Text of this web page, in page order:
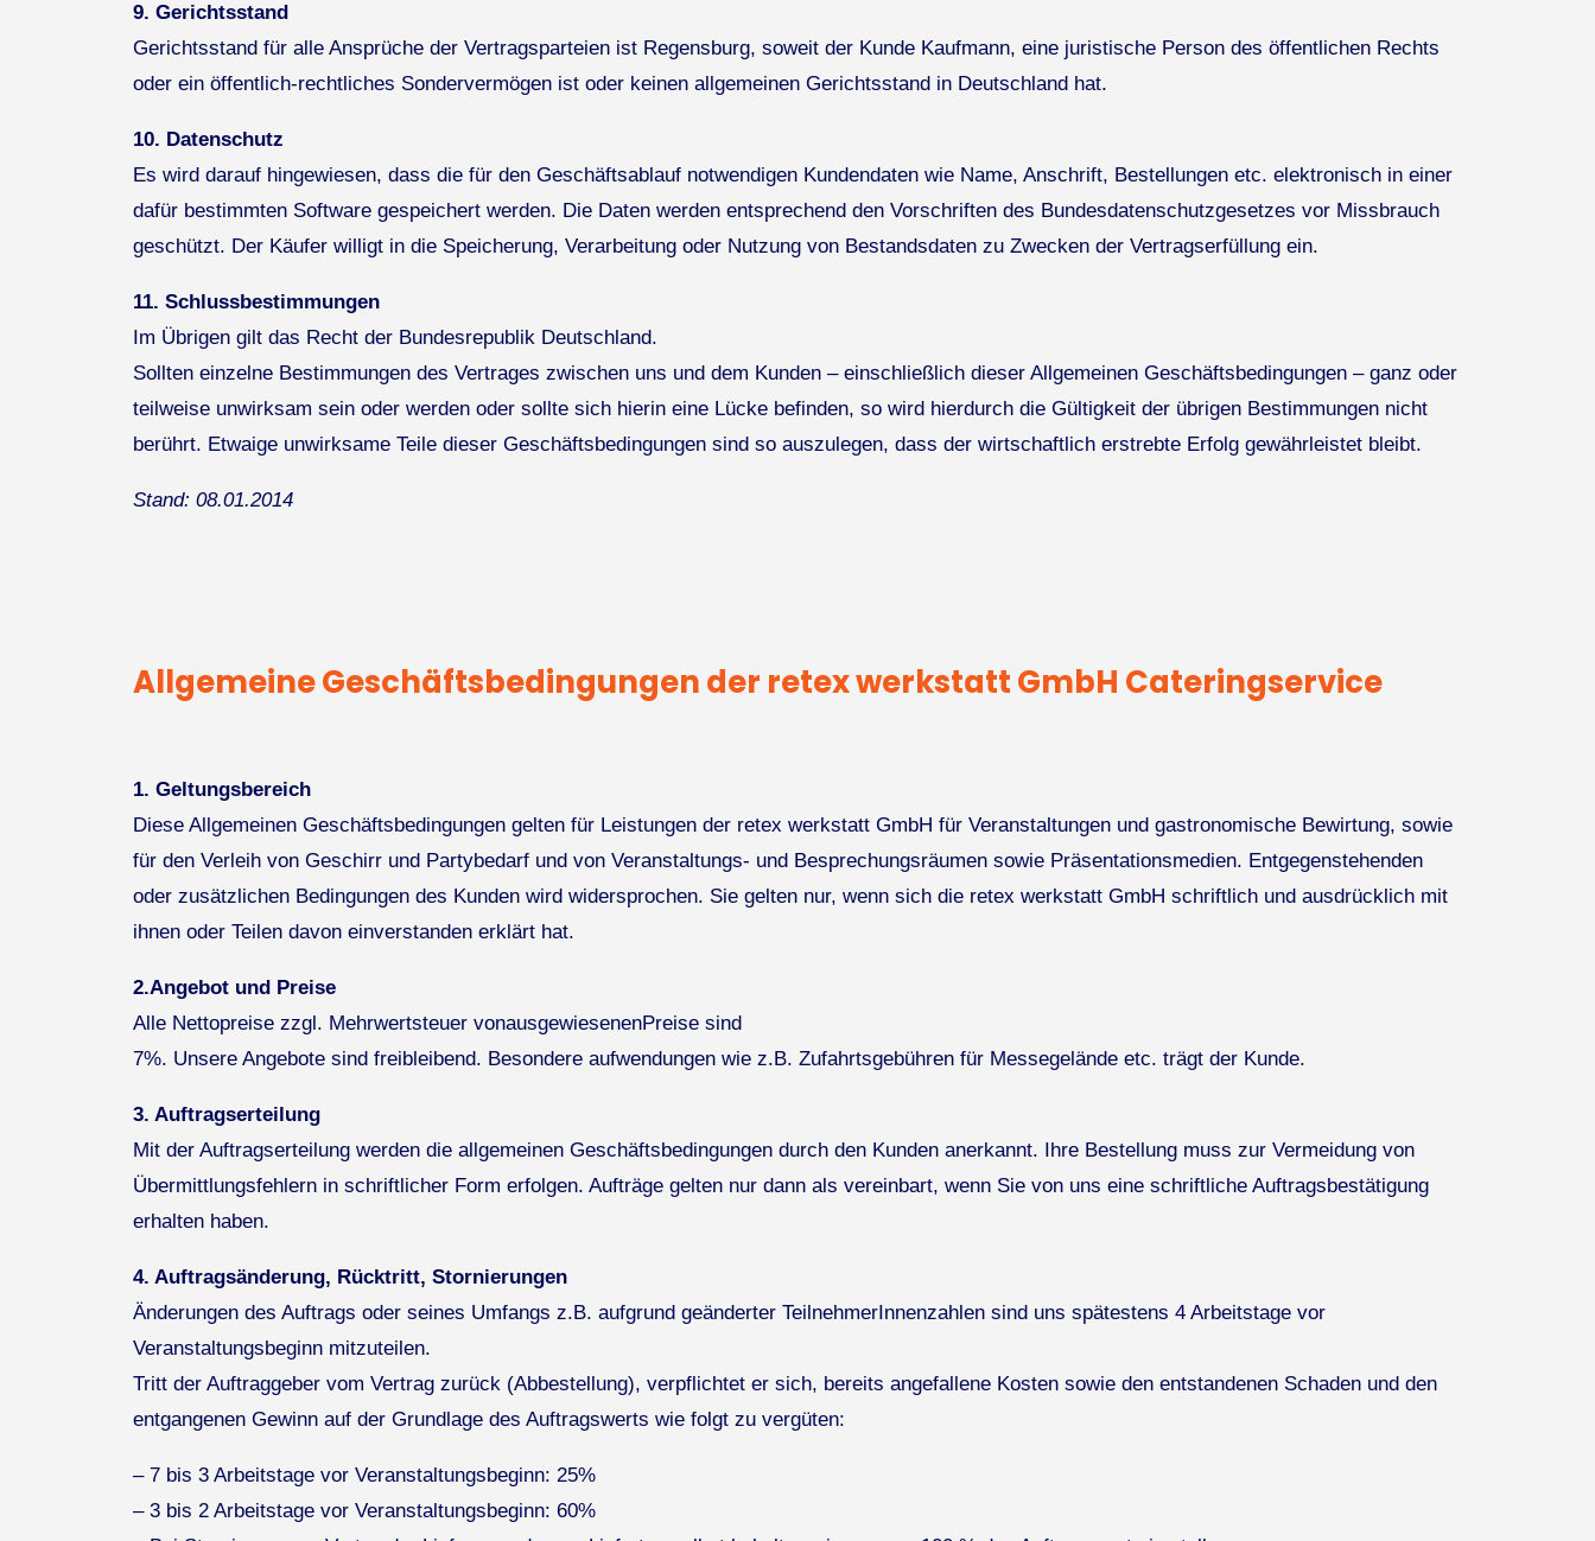
9. Gerichtsstand
Gerichtsstand für alle Ansprüche der Vertragsparteien ist Regensburg, soweit der Kunde Kaufmann, eine juristische Person des öffentlichen Rechts
oder ein öffentlich-rechtliches Sondervermögen ist oder keinen allgemeinen Gerichtsstand in Deutschland hat.
10. Datenschutz
Es wird darauf hingewiesen, dass die für den Geschäftsablauf notwendigen Kundendaten wie Name, Anschrift, Bestellungen etc. elektronisch in einer
dafür bestimmten Software gespeichert werden. Die Daten werden entsprechend den Vorschriften des Bundesdatenschutzgesetzes vor Missbrauch
geschützt. Der Käufer willigt in die Speicherung, Verarbeitung oder Nutzung von Bestandsdaten zu Zwecken der Vertragserfüllung ein.
11. Schlussbestimmungen
Im Übrigen gilt das Recht der Bundesrepublik Deutschland.
Sollten einzelne Bestimmungen des Vertrages zwischen uns und dem Kunden – einschließlich dieser Allgemeinen Geschäftsbedingungen – ganz oder
teilweise unwirksam sein oder werden oder sollte sich hierin eine Lücke befinden, so wird hierdurch die Gültigkeit der übrigen Bestimmungen nicht
berührt. Etwaige unwirksame Teile dieser Geschäftsbedingungen sind so auszulegen, dass der wirtschaftlich erstrebte Erfolg gewährleistet bleibt.
Stand: 08.01.2014
Allgemeine Geschäftsbedingungen der retex werkstatt GmbH Cateringservice
1. Geltungsbereich
Diese Allgemeinen Geschäftsbedingungen gelten für Leistungen der retex werkstatt GmbH für Veranstaltungen und gastronomische Bewirtung, sowie
für den Verleih von Geschirr und Partybedarf und von Veranstaltungs- und Besprechungsräumen sowie Präsentationsmedien. Entgegenstehenden
oder zusätzlichen Bedingungen des Kunden wird widersprochen. Sie gelten nur, wenn sich die retex werkstatt GmbH schriftlich und ausdrücklich mit
ihnen oder Teilen davon einverstanden erklärt hat.
2.Angebot und Preise
Alle Nettopreise zzgl. Mehrwertsteuer vonausgewiesenenPreise sind
7%. Unsere Angebote sind freibleibend. Besondere aufwendungen wie z.B. Zufahrtsgebühren für Messegelände etc. trägt der Kunde.
3. Auftragserteilung
Mit der Auftragserteilung werden die allgemeinen Geschäftsbedingungen durch den Kunden anerkannt. Ihre Bestellung muss zur Vermeidung von
Übermittlungsfehlern in schriftlicher Form erfolgen. Aufträge gelten nur dann als vereinbart, wenn Sie von uns eine schriftliche Auftragsbestätigung
erhalten haben.
4. Auftragsänderung, Rücktritt, Stornierungen
Änderungen des Auftrags oder seines Umfangs z.B. aufgrund geänderter TeilnehmerInnenzahlen sind uns spätestens 4 Arbeitstage vor
Veranstaltungsbeginn mitzuteilen.
Tritt der Auftraggeber vom Vertrag zurück (Abbestellung), verpflichtet er sich, bereits angefallene Kosten sowie den entstandenen Schaden und den
entgangenen Gewinn auf der Grundlage des Auftragswerts wie folgt zu vergüten:
– 7 bis 3 Arbeitstage vor Veranstaltungsbeginn: 25%
– 3 bis 2 Arbeitstage vor Veranstaltungsbeginn: 60%